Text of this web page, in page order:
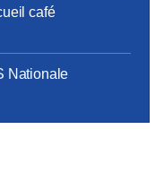
café
Nationale